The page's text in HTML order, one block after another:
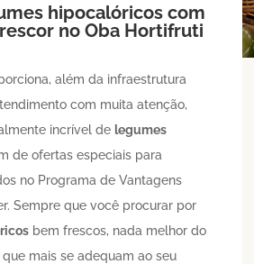
hipocalóricos com
no Oba Hortifruti
além da infraestrutura
com muita atenção,
incrível de legumes
de ofertas especiais para
no Programa de Vantagens
Sempre que você procurar por
bem frescos, nada melhor do
mais se adequam ao seu